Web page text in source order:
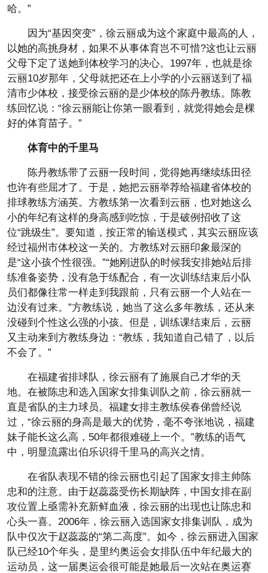
哈。”
因为“基因突变”，徐云丽成为这个家庭中最高的人，
以她的高挑身材，如果不从事体育岂不可惜?这也让云丽
父母下定了送她到体校学习的决心。1997年，也就是徐
云丽10岁那年，父母就把还在上小学的小云丽送到了福
清市少体校，接受徐云丽的是少体校的陈丹教练。陈教
练回忆说：“徐云丽能让你第一眼看到，就觉得她会是棵
好的体育苗子。”
体育中的千里马
陈丹教练带了云丽一段时间，觉得她再继续练田径
也许有些屈才了。于是，她把云丽举荐给福建省体校的
排球教练方涵英。方教练第一次看到云丽，也对她这么
小的年纪有这样的身高感到吃惊，于是破例招收了这
位“跳级生”。要知道，按正常的输送模式，其实云丽应该
经过福州市体校这一关的。方教练对云丽印象最深的
是“这小孩个性很强。”“她刚进队的时候我安排她站后排
练准备姿势，没有急于练配合，有一次训练结束后小队
员们都像往常一样走到我跟前，只有云丽一个人站在一
边没有过来。”方教练说，她当了这么多年教练，还从来
没碰到个性这么强的小孩。但是，训练课结束后，云丽
又主动来到方教练身边：“教练，我知道自己错了，以后
不会了。”
在福建省排球队，徐云丽有了施展自己才华的天
地。在被陈忠和选入国家女排集训队之前，徐云丽就一
直是省队的主力球员。福建女排主教练侯春俤曾经说
过，“徐云丽的身高是最大的优势，毫不夸张地说，福建
妹子能长这么高，50年都很难碰上一个。”教练的语气
中，明显流露出伯乐识得千里马的高兴之情。
在省队表现不错的徐云丽也引起了国家女排主帅陈
忠和的注意。由于赵蕊蕊受伤长期缺阵，中国女排在副
攻位置上亟需补充新鲜血液，徐云丽的出现也让陈忠和
心头一喜。2006年，徐云丽入选国家女排集训队，成为
队中仅次于赵蕊蕊的“第二高度”。如今，徐云丽进入国家
队已经10个年头，是里约奥运会女排队伍中年纪最大的
运动员，这一届奥运会很可能是她最后一次站在奥运赛